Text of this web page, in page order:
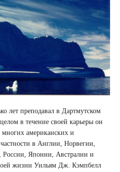
лет преподавал в Дартмутском
в течение своей карьеры он
американских и
в Англии, Норвегии,
Японии, Австралии и
жизни Уильям Дж. Кэмпбелл